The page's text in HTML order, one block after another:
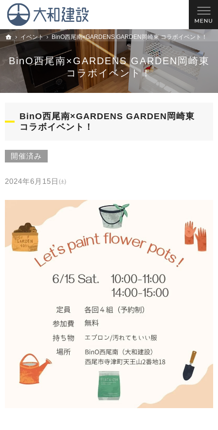
トップ
イベント BinO西尾南×GARDENS GARDEN岡崎東 コラボイベント！
BinO西尾南×GARDENS GARDEN岡崎東
コラボイベント！
理想の住宅を建てるお手伝い。西尾市・安城市・岡崎市の新築戸建てやリフォームのこと
西尾市の工務店 大和建設｜安城市・岡崎市の新築戸建てやリフォームならお任せ
BinO西尾南×GARDENS GARDEN岡崎東
コラボイベント！
開催済み
2024年6月15日㈯